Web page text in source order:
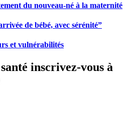
du nouveau-né à la maternité
de bébé, avec sérénité”
et vulnérabilités
inscrivez-vous à